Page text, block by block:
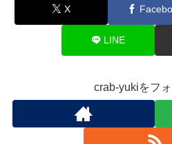
X
LINE
crab-yukiをフ